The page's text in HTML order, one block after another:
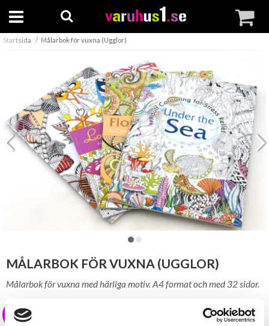
Startsida Målarbok för vuxna (Ugglor)
MÅLARBOK FÖR VUXNA (UGGLOR)
Målarbok för vuxna med härliga motiv. A4 format och med 32 sidor.
20 kr